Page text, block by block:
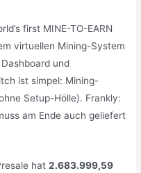
first MINE-TO-EARN
virtuellen Mining-System
und
ist simpel: Mining-
Setup-Hölle). Frankly:
am Ende auch geliefert
hat2.683.999,59